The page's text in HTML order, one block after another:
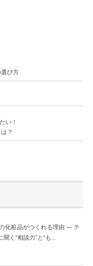
び方
い！
？
化粧品がつくれる理由 ― テ
く“相談力”と“も...